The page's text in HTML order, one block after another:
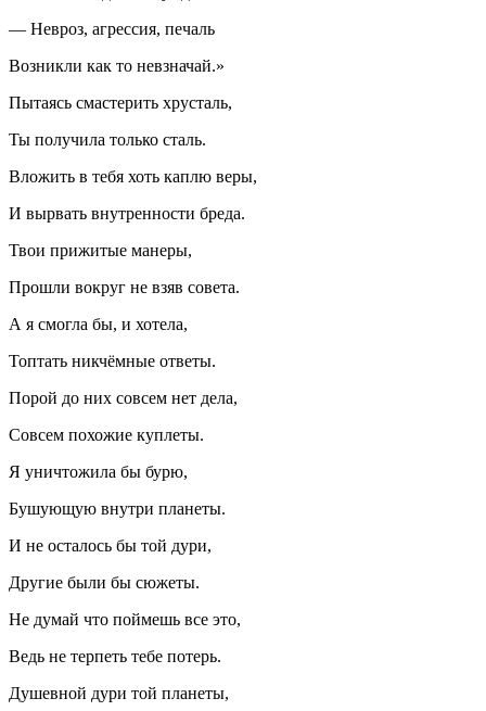
— Невроз, агрессия, печаль
Возникли как то невзначай.»
Пытаясь смастерить хрусталь,
Ты получила только сталь.
Вложить в тебя хоть каплю веры,
И вырвать внутренности бреда.
Твои прижитые манеры,
Прошли вокруг не взяв совета.
А я смогла бы, и хотела,
Топтать никчёмные ответы.
Порой до них совсем нет дела,
Совсем похожие куплеты.
Я уничтожила бы бурю,
Бушующую внутри планеты.
И не осталось бы той дури,
Другие были бы сюжеты.
Не думай что поймешь все это,
Ведь не терпеть тебе потерь.
Душевной дури той планеты,